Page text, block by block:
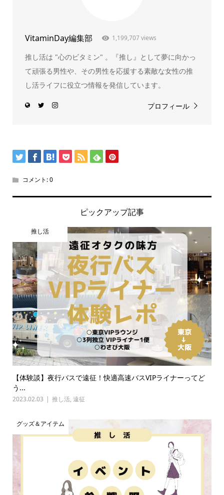
VitaminDay編集部 1,199,707 views
推し活は "心のビタミン" 。『推し』として夢に向かっ
て頑張る男性や、その男性を応援する素敵な女性の推
し活ライフに役立つ情報を発信しています。
プロフィール
コメント:0
ピックアップ記事
推し活
【体験談】夜行バスで遠征！快適高速バスVIPライナーってど
う...
2023.02.03 推し活, 遠征
グッズ＆アイテム